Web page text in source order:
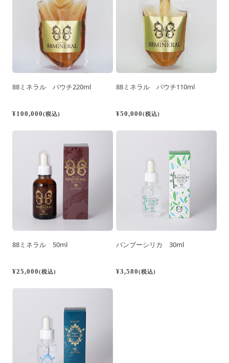
88ミネラル パウチ220ml
¥100,000(税込)
88ミネラル パウチ110ml
¥50,000(税込)
88ミネラル 50ml
¥25,000(税込)
バンブーシリカ 30ml
¥3,580(税込)